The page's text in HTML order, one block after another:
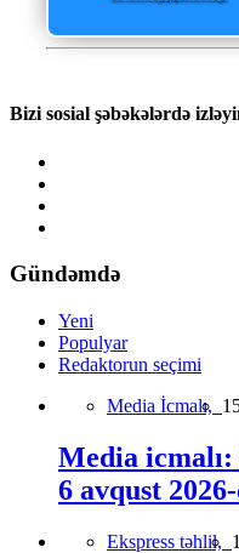
Bizi sosial şəbəkələrdə
Gündəmdə
Yeni
Populyar
Redaktorun seçimi
Media İcmalı,
Media icmalı:
6 avqust
Ekspress təhlil,